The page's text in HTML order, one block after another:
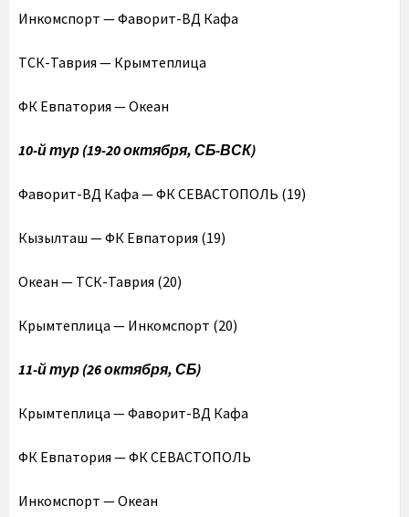
Инкомспорт — Фаворит-ВД Кафа
ТСК-Таврия — Крымтеплица
ФК Евпатория — Океан
10-й тур (19-20 октября, СБ-ВСК)
Фаворит-ВД Кафа — ФК СЕВАСТОПОЛЬ (19)
Кызылташ — ФК Евпатория (19)
Океан — ТСК-Таврия (20)
Крымтеплица — Инкомспорт (20)
11-й тур (26 октября, СБ)
Крымтеплица — Фаворит-ВД Кафа
ФК Евпатория — ФК СЕВАСТОПОЛЬ
Инкомспорт — Океан